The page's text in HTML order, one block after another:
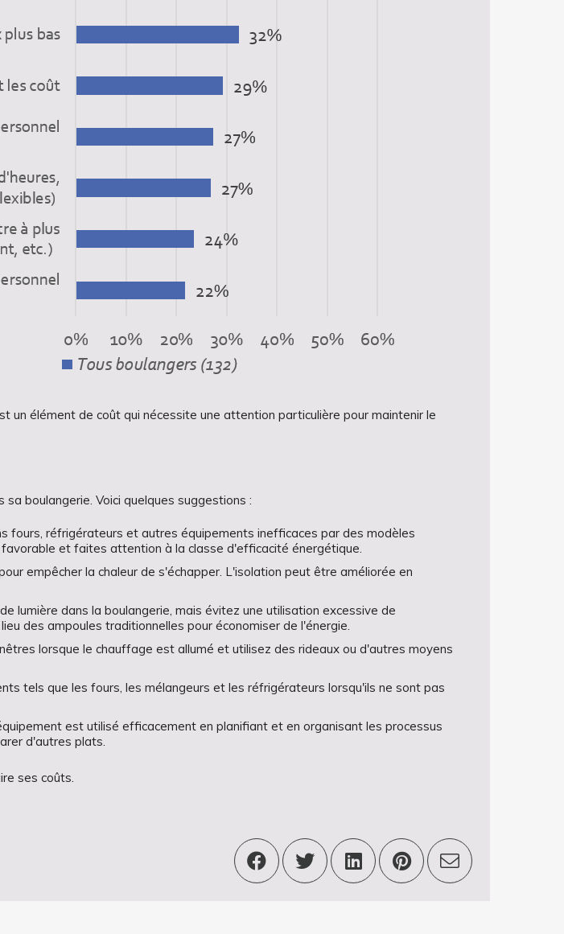
un élément de coût qui nécessite une attention particulière pour maintenir le
boulangerie. Voici quelques suggestions :
fours, réfrigérateurs et autres équipements inefficaces par des modèles
et faites attention à la classe d'efficacité énergétique.
empêcher la chaleur de s'échapper. L'isolation peut être améliorée en
lumière dans la boulangerie, mais évitez une utilisation excessive de
des ampoules traditionnelles pour économiser de l'énergie.
lorsque le chauffage est allumé et utilisez des rideaux ou d'autres moyens
tels que les fours, les mélangeurs et les réfrigérateurs lorsqu'ils ne sont pas
est utilisé efficacement en planifiant et en organisant les processus
d'autres plats.
ses coûts.